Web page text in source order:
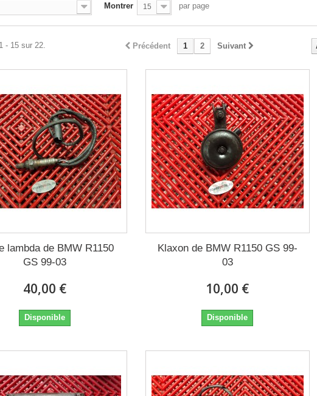
Montrer 15 par page
Précédent 1 2 Suivant
- 15 sur 22.
lambda de BMW R1150
GS 99-03
40,00 €
Disponible
Klaxon de BMW R1150 GS 99-
03
10,00 €
Disponible